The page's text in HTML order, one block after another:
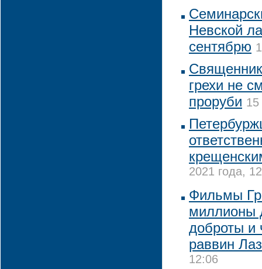
Невской
сентябрю
грехи не
проруби 15
2021 года,
Фильмы
миллионы
доброты и
раввин
12:06